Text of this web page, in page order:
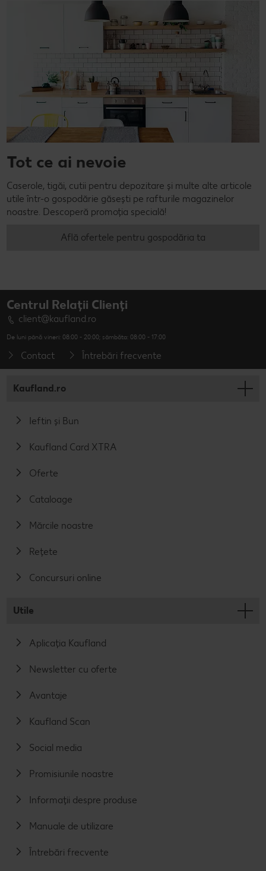
Tot ce ai nevoie
Caserole, tigăi, cutii pentru depozitare și multe alte articole
utile într-o gospodărie găsești pe rafturile magazinelor
noastre. Descoperă promoția specială!
Află ofertele pentru gospodăria ta
Centrul Relații Clienți
client@kaufland.ro
De luni până vineri: 08:00 - 20:00; sâmbăta: 08:00 - 17:00
Contact Întrebări frecvente
Kaufland.ro
Ieftin și Bun
Kaufland Card XTRA
Oferte
Cataloage
Mărcile noastre
Rețete
Concursuri online
Utile
Aplicația Kaufland
Newsletter cu oferte
Avantaje
Kaufland Scan
Social media
Promisiunile noastre
Informații despre produse
Manuale de utilizare
Întrebări frecvente